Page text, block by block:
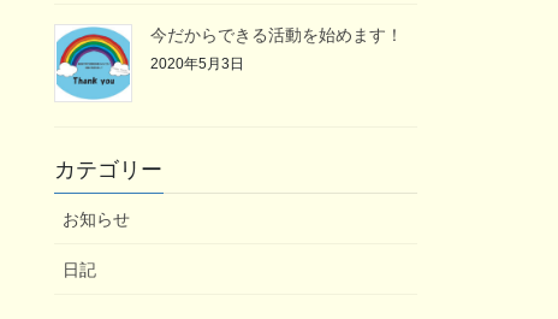
今だからできる活動を始めます！
2020年5月3日
カテゴリー
お知らせ
日記